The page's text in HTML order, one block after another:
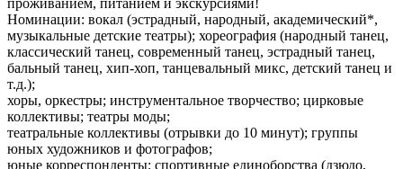
Номинации: вокал (эстрадный, народный, академический*,
музыкальные детские театры); хореография (народный танец,
классический танец, современный танец, эстрадный танец,
бальный танец, хип-хоп, танцевальный микс, детский танец и
т.д.);
хоры, оркестры; инструментальное творчество; цирковые
коллективы; театры моды;
театральные коллективы (отрывки до 10 минут); группы
юных художников и фотографов;
юные корреспонденты; спортивные единоборства (дзюдо,